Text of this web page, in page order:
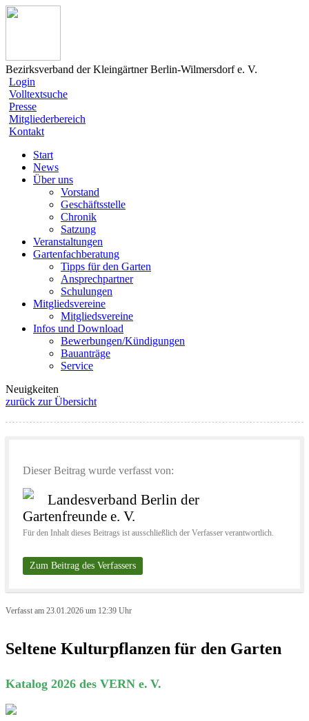
Bezirksverband der Kleingärtner Berlin-Wilmersdorf e. V.
Login
Volltextsuche
Presse
Mitgliederbereich
Kontakt
Start
News
Über uns
Vorstand
Geschäftsstelle
Chronik
Satzung
Veranstaltungen
Gartenfachberatung
Tipps für den Garten
Ansprechpartner
Schulungen
Mitgliedsvereine
Mitgliedsvereine
Infos und Download
Bewerbungen/Kündigungen
Bauanträge
Service
Neuigkeiten
zurück zur Übersicht
Dieser Beitrag wurde verfasst von:
Landesverband Berlin der
Gartenfreunde e. V.
Für den Inhalt dieses Beitrags ist ausschließlich der Verfasser verantwortlich.
Zum Beitrag des Verfassers
Verfasst am 23.01.2026 um 12:39 Uhr
Seltene Kulturpflanzen für den Garten
Katalog 2026 des VERN e. V.